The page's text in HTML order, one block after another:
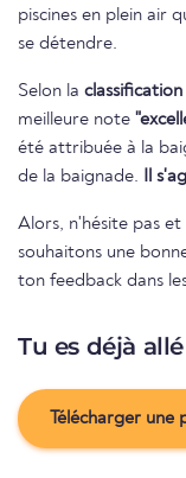
piscines en plein air
se détendre.
Selon la
meilleure note
été attribuée à la
de la baignade. Il
Alors, n'hésite pas
souhaitons une
ton feedback dans
Tu es déjà
Télécharger une